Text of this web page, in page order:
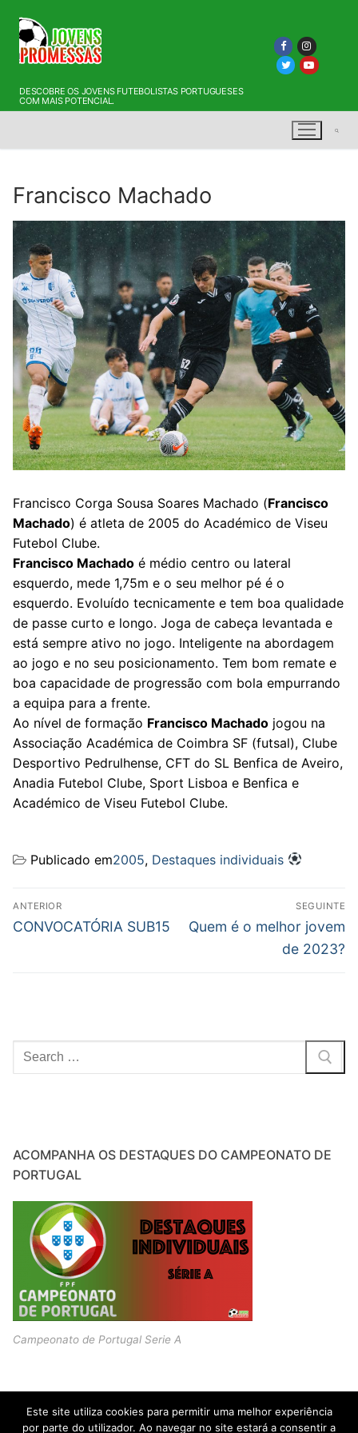
para
conteúdo
DESCOBRE OS JOVENS FUTEBOLISTAS PORTUGUESES
COM MAIS POTENCIAL.
Pesquisar por:
Francisco Machado
Francisco Corga Sousa Soares Machado (Francisco
Machado) é atleta de 2005 do Académico de Viseu
Futebol Clube.
Francisco Machado é médio centro ou lateral
esquerdo, mede 1,75m e o seu melhor pé é o
esquerdo. Evoluído tecnicamente e tem boa qualidade
de passe curto e longo. Joga de cabeça levantada e
está sempre ativo no jogo. Inteligente na abordagem
ao jogo e no seu posicionamento. Tem bom remate e
boa capacidade de progressão com bola empurrando
a equipa para a frente.
Ao nível de formação Francisco Machado jogou na
Associação Académica de Coimbra SF (futsal), Clube
Desportivo Pedrulhense, CFT do SL Benfica de Aveiro,
Anadia Futebol Clube, Sport Lisboa e Benfica e
Académico de Viseu Futebol Clube.
Publicado em2005, Destaques individuais
Navegação
de
ANTERIOR
Previous
CONVOCATÓRIA SUB15
SEGUINTE
Next
Quem é o melhor jovem
de 2023?
Pesquisar
ACOMPANHA OS DESTAQUES DO CAMPEONATO DE
PORTUGAL
Campeonato de Portugal Serie A
Este site utiliza cookies para permitir uma melhor experiência
por parte do utilizador. Ao navegar no site estará a consentir a